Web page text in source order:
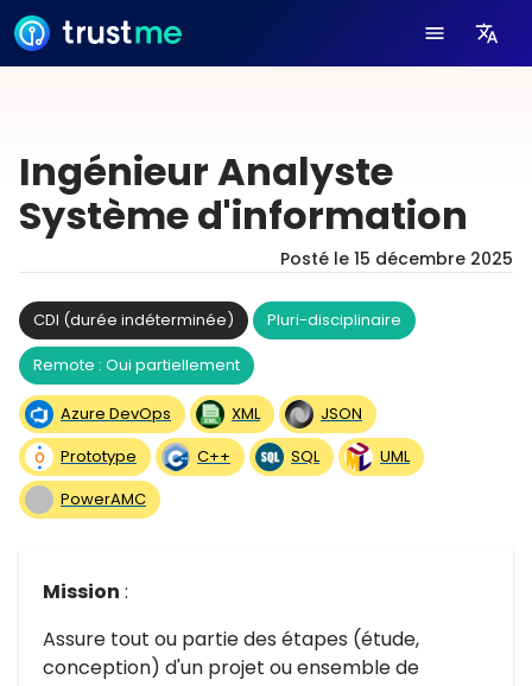
Ingénieur Analyste
Système d'information
Posté le 15 décembre 2025
CDI (durée indéterminée)
Pluri-disciplinaire
Remote : Oui partiellement
Azure DevOps XML
JSON
Prototype
C++ SQL
UML
PowerAMC
Mission :
Assure tout ou partie des étapes (étude,
conception) d'un projet ou ensemble de